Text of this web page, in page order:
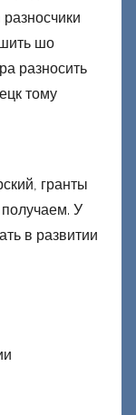
шо
разносить
тому
гранты
У
в развитии